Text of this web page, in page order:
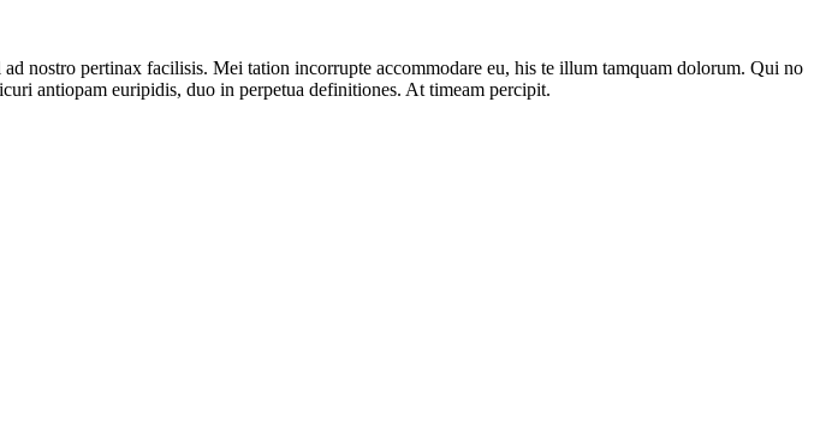
nostro pertinax facilisis. Mei tation incorrupte accommodare eu, his te illum tamquam dolorum. Qui no
antiopam euripidis, duo in perpetua definitiones. At timeam percipit.